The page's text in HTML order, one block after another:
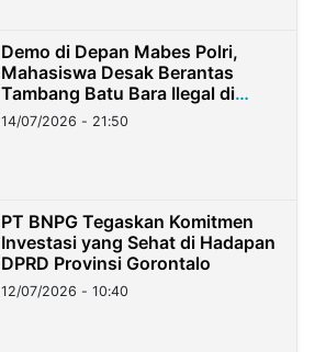
Demo di Depan Mabes Polri,
Mahasiswa Desak Berantas
Tambang Batu Bara Ilegal di
Lampung
14/07/2026 - 21:50
PT BNPG Tegaskan Komitmen
Investasi yang Sehat di Hadapan
DPRD Provinsi Gorontalo
12/07/2026 - 10:40